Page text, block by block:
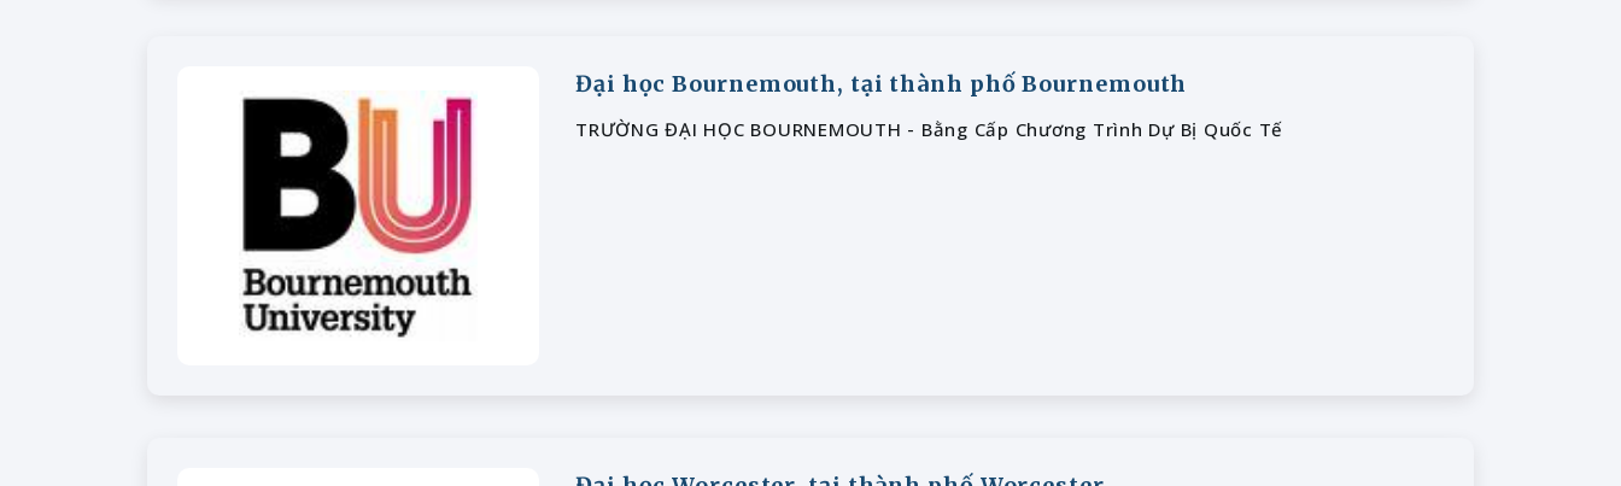
Đại học Bournemouth, tại thành phố Bournemouth
TRƯỜNG ĐẠI HỌC BOURNEMOUTH - Bằng Cấp Chương Trình Dự Bị Quốc Tế